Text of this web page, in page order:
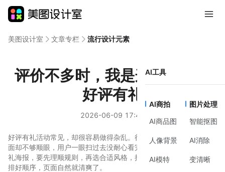
AI工具
AI商拍
AI商品图
人像背景
AI模特
图片处理
智能抠图
AI消除
变清晰
美图设计室 文章专栏 流行设计元素
评价不多时，我是这样做一张
好评有礼
2026-06-09 17:49
好评有礼活动常见，却很容易做得杂乱。很多人奖励写得清楚，画
面却不够顺眼，用户一眼扫过去没耐心看完。做一张清晰的好评有
礼海报，要先理顺规则，再选合适风格，把奖励、时间和参与方式
排好顺序，页面自然就清爽了。